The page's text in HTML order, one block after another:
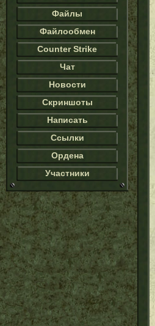
Файлы
Файлообмен
Counter Strike
Чат
Новости
Скриншоты
Написать
Ссылки
Ордена
Участники